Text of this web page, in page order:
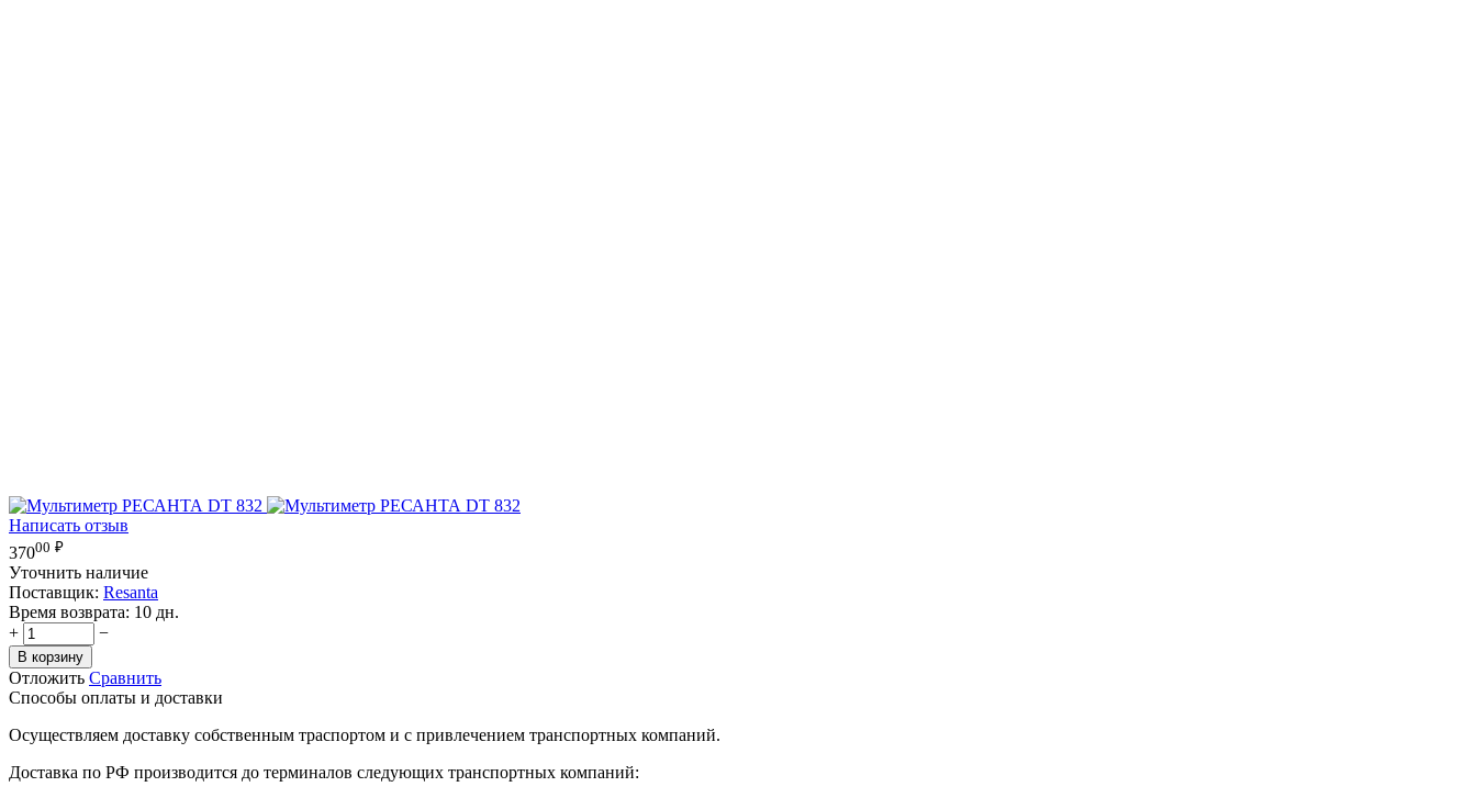
Написать отзыв
37000 ₽
Уточнить наличие
Поставщик: Resanta
Время возврата: 10 дн.
+
−
В корзину
Отложить Сравнить
Способы оплаты и доставки
Осуществляем доставку собственным траспортом и с привлечением транспортных компаний.
Доставка по РФ производится до терминалов следующих транспортных компаний: